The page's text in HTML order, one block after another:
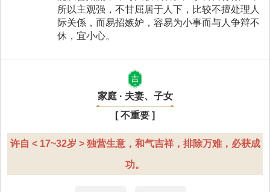
所以主观强，不甘屈居于人下，比较不擅处理人
际关係，而易招嫉妒，容易为小事而与人争辩不
休，宜小心。
吉
家庭 · 夫妻、子女
[ 不重要 ]
许自 < 17~32岁 > 独营生意，和气吉祥，排除万难，必获成
功。